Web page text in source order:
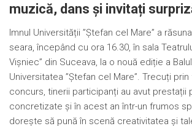
muzică, dans și invitați
Imnul Universității ”Ștefan cel Mare” a
seara, începând cu ora 16.30, în sala
Vișniec” din Suceava, la o nouă ediție a
Universitatea ”Ștefan cel Mare”. Trecuți
concurs, tinerii participanți au avut prestații
concretizate și în acest an într-un frumos
dorește să pună în scenă creativitatea și